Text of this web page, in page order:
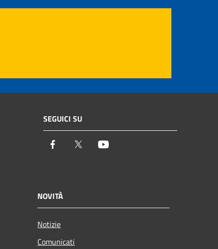
SEGUICI SU
Facebook Twitter
NOVITÀ
Notizie
Comunicati